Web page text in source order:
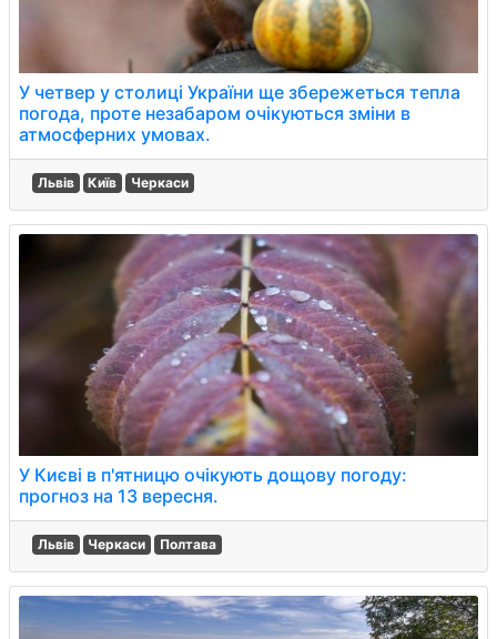
У четвер у столиці України ще збережеться тепла
погода, проте незабаром очікуються зміни в
атмосферних умовах.
Львів Київ Черкаси
У Києві в п'ятницю очікують дощову погоду:
прогноз на 13 вересня.
Львів Черкаси Полтава